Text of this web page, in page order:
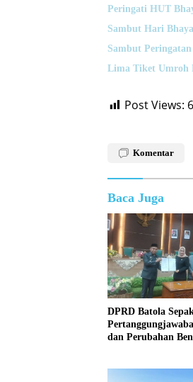
Peringati HUT
Sambut Hari
Sambut
Lima Tiket Umroh
Post Views:
Komentar
Baca Juga
DPRD Batola
dan Perubahan